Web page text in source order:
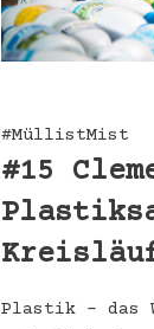
#MüllistMist
#15
Plastik – das